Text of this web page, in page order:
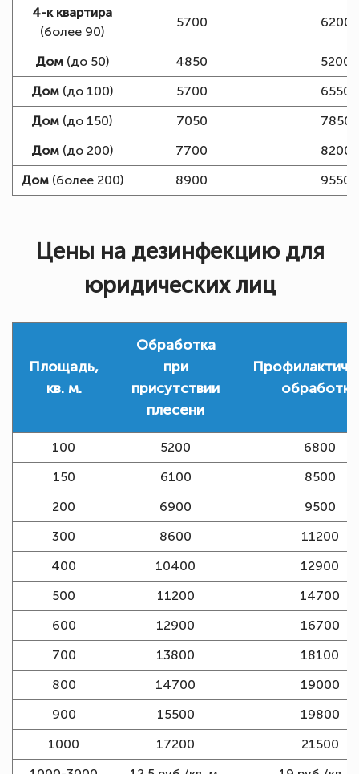
4-к квартира
(более 90)
5700 6200
Дом(до 50) 4850
5200
Дом(до 100) 5700
6550
Дом (до 150) 7050
7850
Дом(до 200) 7700
8200
Дом(более 200) 8900 9550
Цены на дезинфекцию для
юридических лиц
Площадь,
кв. м.
Обработка
при
присутствии
плесени
обработка
100 5200
6800
150
6100
8500
200
6900
9500
300
8600
11200
400
10400
12900
500
11200
14700
600
12900
16700
700
13800
18100
800
14700
19000
900
15500
19800
1000
17200
21500